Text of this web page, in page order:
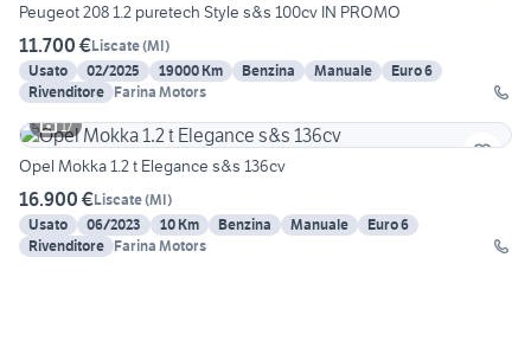
Peugeot 208 1.2 puretech Style s&s 100cv IN PROMO
11.700 €Liscate(MI)
Usato
02/2025 19000 Km Benzina Manuale
Euro 6
Rivenditore Farina Motors
17
Opel Mokka 1.2 t Elegance s&s 136cv
16.900 €Liscate(MI)
Usato
06/2023 10 Km Benzina Manuale
Euro 6
Rivenditore Farina Motors